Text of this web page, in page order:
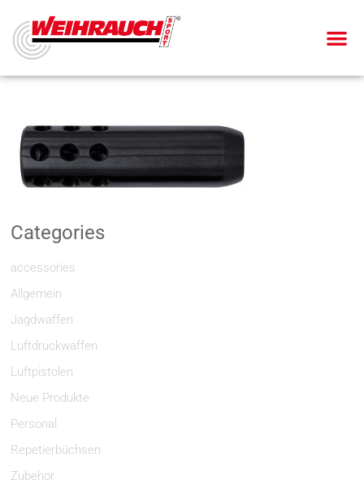
Categories
accessories
Allgemein
Jagdwaffen
Luftdruckwaffen
Luftpistolen
Neue Produkte
Personal
Repetierbüchsen
Zubehör